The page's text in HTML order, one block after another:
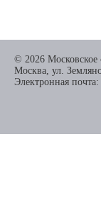
© 2026 Московское
Москва, ул.
Электронная почта: